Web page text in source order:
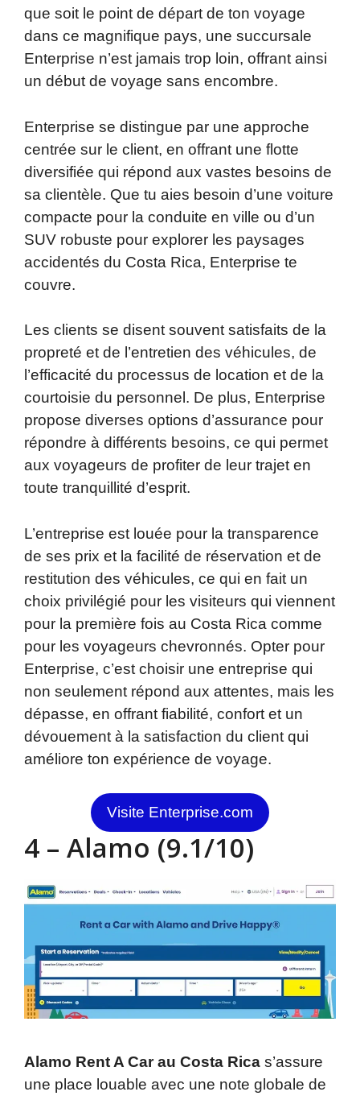
que soit le point de départ de ton voyage
dans ce magnifique pays, une succursale
Enterprise n’est jamais trop loin, offrant ainsi
un début de voyage sans encombre.
Enterprise se distingue par une approche
centrée sur le client, en offrant une flotte
diversifiée qui répond aux vastes besoins de
sa clientèle. Que tu aies besoin d’une voiture
compacte pour la conduite en ville ou d’un
SUV robuste pour explorer les paysages
accidentés du Costa Rica, Enterprise te
couvre.
Les clients se disent souvent satisfaits de la
propreté et de l’entretien des véhicules, de
l’efficacité du processus de location et de la
courtoisie du personnel. De plus, Enterprise
propose diverses options d’assurance pour
répondre à différents besoins, ce qui permet
aux voyageurs de profiter de leur trajet en
toute tranquillité d’esprit.
L’entreprise est louée pour la transparence
de ses prix et la facilité de réservation et de
restitution des véhicules, ce qui en fait un
choix privilégié pour les visiteurs qui viennent
pour la première fois au Costa Rica comme
pour les voyageurs chevronnés. Opter pour
Enterprise, c’est choisir une entreprise qui
non seulement répond aux attentes, mais les
dépasse, en offrant fiabilité, confort et un
dévouement à la satisfaction du client qui
améliore ton expérience de voyage.
Visite Enterprise.com
4 – Alamo (9.1/10)
Alamo Rent A Car au Costa Rica s’assure
une place louable avec une note globale de